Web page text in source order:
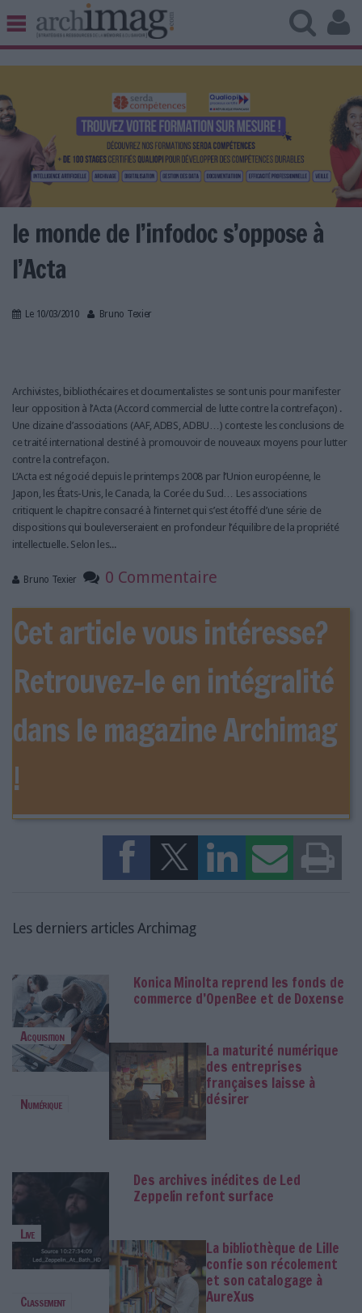
BIBLIOTHÈQUE ÉDITION
UNIVERS DATA
TRAVAIL COLLABORATIF
VIE NUMÉRIQUE
NUMÉRIQUE RESPONSABLE
LES BASES DE DONNÉES
L'ESPACE EMPLOI
L'AGENDA
L'ANNUAIRE DES ACTEURS
LES LIVRES BLANCS
LES SUPPLÉMENTS
NOS OFFRES D'ABONNEMENTS
le monde de l’infodoc s’oppose à
l’Acta
Le 10/03/2010 Bruno Texier
Archivistes, bibliothécaires et documentalistes se sont unis pour manifester
leur opposition à l’Acta (Accord commercial de lutte contre la contrefaçon) .
Une dizaine d’associations (AAF, ADBS, ADBU…) conteste les conclusions de
ce traité international destiné à promouvoir de nouveaux moyens pour lutter
contre la contrefaçon.
L’Acta est négocié depuis le printemps 2008 par l’Union européenne, le
Japon, les États-Unis, le Canada, la Corée du Sud… Les associations
critiquent le chapitre consacré à l’internet qui s’est étoffé d’une série de
dispositions qui bouleverseraient en profondeur l’équilibre de la propriété
intellectuelle. Selon les...
Bruno Texier 0 Commentaire
Cet article vous intéresse?
Retrouvez-le en intégralité
dans le magazine Archimag
!
Les derniers articles Archimag
Acquisition
Konica Minolta reprend les fonds de
commerce d’OpenBee et de Doxense
Numérique
La maturité numérique
des entreprises
françaises laisse à
désirer
Live
Des archives inédites de Led
Zeppelin refont surface
Classement
La bibliothèque de Lille
confie son récolement
et son catalogage à
AureXus